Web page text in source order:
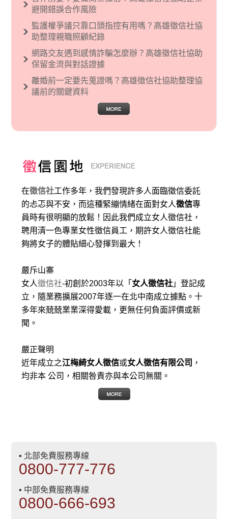
避開錯誤合作風險
監護權爭議只靠口頭指控有用嗎？高雄徵信社協
助整理親職照顧紀錄
網路交友遇到感情詐騙怎麼辦？高雄徵信社協助
保留金流與對話證據
離婚前一定要先蒐證嗎？高雄徵信社協助整理協
議前的關鍵資料
在徵信社工作多年，我們發現許多人面臨徵信委託
的忐忑與不安，而這種緊繃情緒在面對女人徵信專
員時有很明顯的放鬆！因此我們成立女人徵信社，
聘用清一色專業女性徵信員工，期許女人徵信社能
夠將女子的體貼細心發揮到最大 ！
嚴斥山寨
女人徵信社-初創於2003年以「 女人徵信社 」登記成
立，隨業務擴展2007年逐一在北中南成立據點。十
多年來兢兢業業深得愛載，更無任何負面評價或新
聞。
嚴正聲明
近年成立之江梅綺女人徵信或女人徵信有限公司 ，
均非本 公司，相關咎責亦與本公司無關。
▪ 北部免費服務專線
0800-777-776
▪ 中部免費服務專線
0800-666-693